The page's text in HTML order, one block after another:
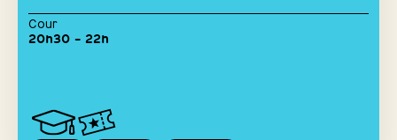
Cour
20h30 – 22h